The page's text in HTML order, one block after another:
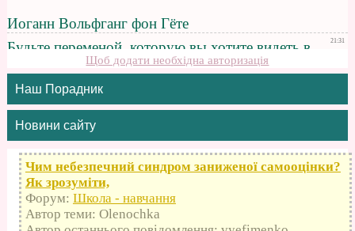
Щоб додати необхідна авторизація
Наш Порадник
Новини сайту
Чим небезпечний синдром заниженої самооцінки?
Як зрозуміти,
Форум: Школа - навчання
Автор теми: Olenochka